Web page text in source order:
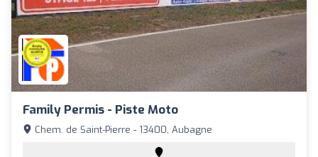
Family Permis - Piste Moto
Chem. de Saint-Pierre - 13400, Aubagne